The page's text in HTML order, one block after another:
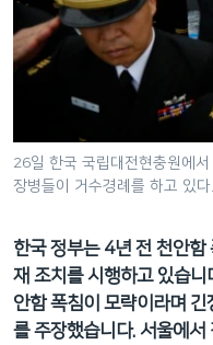
메
인
이
이
26일 한국 국립대전현충원에
장병들이 거수경례를 하고 있다.
한국 정부는 4년 전 천안함
재 조치를 시행하고 있습
안함 폭침이 모략이라며
를 주장했습니다. 서울에서